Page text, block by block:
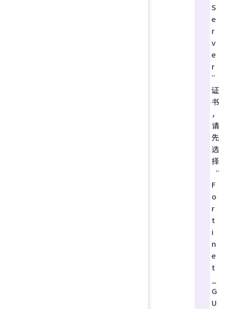
S
e
r
v
e
r
”
证
书
，
请
先
选
择
“
F
o
r
t
i
n
e
t
G
U